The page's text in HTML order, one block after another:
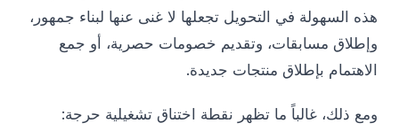
هذه السهولة في التحويل تجعلها لا غنى عنها لبناء جمهور،
وإطلاق مسابقات، وتقديم خصومات حصرية، أو جمع
الاهتمام بإطلاق منتجات جديدة.
ومع ذلك، غالباً ما تظهر نقطة اختناق تشغيلية حرجة: